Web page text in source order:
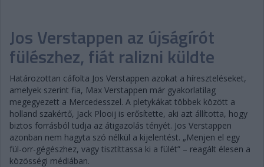
DIGITÁLIS MAGAZIN
PONTÁLLÁSOK
VERSENYNAPTÁRAK
Jos Verstappen az újságírót
fülészhez, fiát ralizni küldte
Határozottan cáfolta Jos Verstappen azokat a híreszteléseket,
amelyek szerint fia, Max Verstappen már gyakorlatilag
megegyezett a Mercedesszel. A pletykákat többek között a
holland szakértő, Jack Plooij is erősítette, aki azt állította, hogy
biztos forrásból tudja az átigazolás tényét. Jos Verstappen
azonban nem hagyta szó nélkül a kijelentést. „Menjen el egy
fül-orr-gégészhez, vagy tisztíttassa ki a fülét” – reagált élesen a
közösségi médiában.